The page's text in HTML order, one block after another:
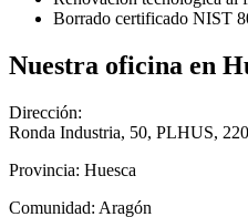
Borrado certificado NIST
Nuestra oficina en
Dirección:
Ronda Industria, 50, PLHUS,
Provincia: Huesca
Comunidad: Aragón